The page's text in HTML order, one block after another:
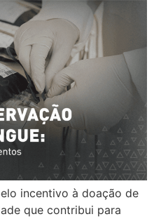
incentivo à doação de
que contribui para